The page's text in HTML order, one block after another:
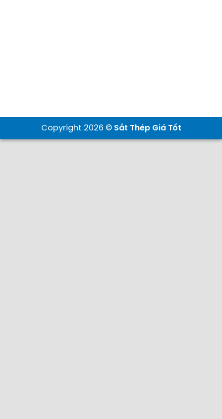
Copyright 2026 © Sắt Thép Giá Tốt